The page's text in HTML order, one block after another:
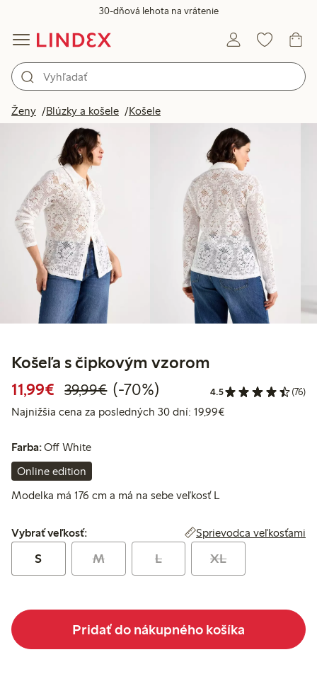
30-dňová lehota na vrátenie
Ženy Blúzky a košele Košele
Košeľa s čipkovým vzorom
11,99€ Zvýhodnená cena: 11,99 €
39,99€Bežná cena: 39,99 €
70% zľava
(-70%) 4.5 (76)
Najnižšia cena za posledných 30 dní: 19,99€Najnižšia cena za
Farba:Off White
Online edition
Modelka má 176 cm a má na sebe veľkosť L
Vybrať veľkosť:
Vybrať veľkosť: Sprievodca veľkosťami
S M L XL
Pridať do nákupného košíka